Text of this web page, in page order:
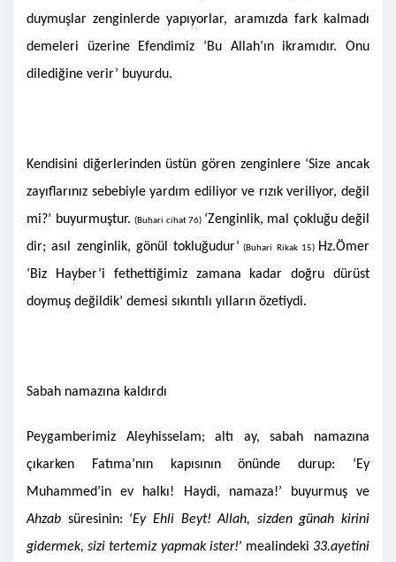
duymuşlar zenginlerde yapıyorlar, aramızda fark kalmadı
demeleri üzerine Efendimiz ‘Bu Allah’ın ikramıdır. Onu
dilediğine verir’ buyurdu.
Kendisini diğerlerinden üstün gören zenginlere ‘Size ancak
zayıflarınız sebebiyle yardım ediliyor ve rızık veriliyor, değil
mi?’ buyurmuştur. (Buhari cihat 76) ‘Zenginlik, mal çokluğu değil
dir; asıl zenginlik, gönül tokluğudur’ (Buhari Rikak 15) Hz.Ömer
‘Biz Hayber’i fethettiğimiz zamana kadar doğru dürüst
doymuş değildik’ demesi sıkıntılı yılların özetiydi.
Sabah namazına kaldırdı
Peygamberimiz Aleyhisselam; altı ay, sabah namazına
çıkarken Fatıma’nın kapısının önünde durup: ‘Ey
Muhammed’in ev halkı! Haydi, namaza!’ buyurmuş ve
Ahzab süresinin: ‘Ey Ehli Beyt! Allah, sizden günah kirini
gidermek, sizi tertemiz yapmak ister!’ mealindeki 33.ayetini